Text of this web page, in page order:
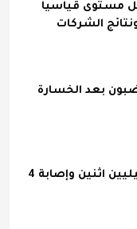
مستوى قياسياً
الشركات
بعد الخسارة
مقتل عسكريين إسرائيليين اثنين وإصابة 4